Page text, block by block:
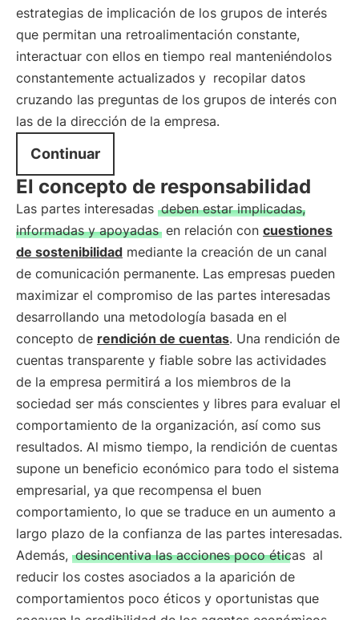
estrategias de implicación de los grupos de interés
que permitan una retroalimentación constante,
interactuar con ellos en tiempo real manteniéndolos
constantemente actualizados y recopilar datos
cruzando las preguntas de los grupos de interés con
las de la dirección de la empresa.
Continuar
El concepto de responsabilidad
Las partes interesadas deben estar implicadas,
informadas y apoyadas en relación con cuestiones
de sostenibilidad mediante la creación de un canal
de comunicación permanente. Las empresas pueden
maximizar el compromiso de las partes interesadas
desarrollando una metodología basada en el
concepto de rendición de cuentas. Una rendición de
cuentas transparente y fiable sobre las actividades
de la empresa permitirá a los miembros de la
sociedad ser más conscientes y libres para evaluar el
comportamiento de la organización, así como sus
resultados. Al mismo tiempo, la rendición de cuentas
supone un beneficio económico para todo el sistema
empresarial, ya que recompensa el buen
comportamiento, lo que se traduce en un aumento a
largo plazo de la confianza de las partes interesadas.
Además, desincentiva las acciones poco éticas al
reducir los costes asociados a la aparición de
comportamientos poco éticos y oportunistas que